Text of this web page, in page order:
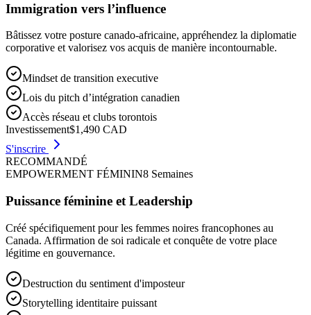
Immigration vers l’influence
Bâtissez votre posture canado-africaine, appréhendez la diplomatie
corporative et valorisez vos acquis de manière incontournable.
Mindset de transition executive
Lois du pitch d’intégration canadien
Accès réseau et clubs torontois
Investissement$1,490 CAD
S'inscrire
RECOMMANDÉ
EMPOWERMENT FÉMININ8 Semaines
Puissance féminine et Leadership
Créé spécifiquement pour les femmes noires francophones au
Canada. Affirmation de soi radicale et conquête de votre place
légitime en gouvernance.
Destruction du sentiment d'imposteur
Storytelling identitaire puissant